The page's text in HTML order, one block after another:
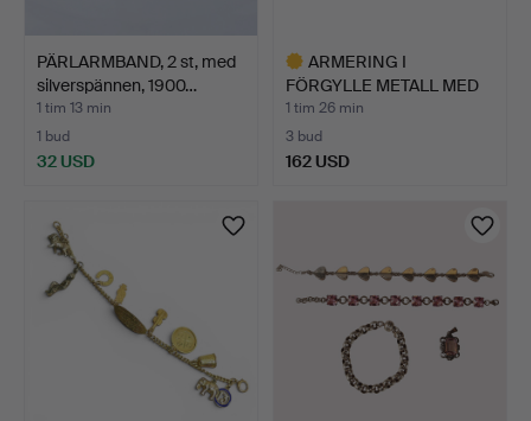
PÄRLARMBAND, 2 st, med
silverspännen, 1900…
1 tim 13 min
1 bud
32 USD
ARMERING I
FÖRGYLLE METALL MED
SNÄCKKAMÉER…
1 tim 26 min
3 bud
162 USD